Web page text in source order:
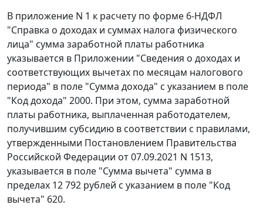
В приложение N 1 к расчету по форме 6-НДФЛ
"Справка о доходах и суммах налога физического
лица" сумма заработной платы работника
указывается в Приложении "Сведения о доходах и
соответствующих вычетах по месяцам налогового
периода" в поле "Сумма дохода" с указанием в поле
"Код дохода" 2000. При этом, сумма заработной
платы работника, выплаченная работодателем,
получившим субсидию в соответствии с правилами,
утвержденными Постановлением Правительства
Российской Федерации от 07.09.2021 N 1513,
указывается в поле "Сумма вычета" сумма в
пределах 12 792 рублей с указанием в поле "Код
вычета" 620.